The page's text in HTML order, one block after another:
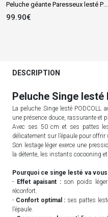
99.90€
DESCRIPTION
Peluche Singe lesté
La peluche Singe lesté PODCOLL
une présence douce, rassurante et
Avec ses 50 cm et ses pattes
délicatement sur l’épaule pour
Son lestage léger exerce une
la détente, les instants cocooning
Pourquoi ce singe lesté va
- Effet apaisant :son poids léger
réconfort.
- Confort optimal : ses pattes
l’épaule.